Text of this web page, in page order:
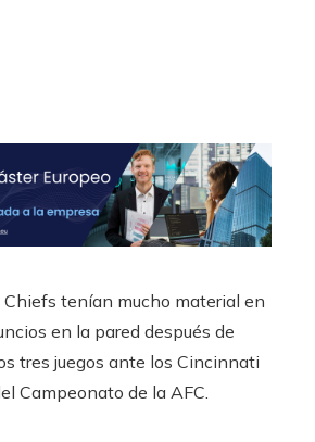
Chiefs tenían mucho material en
en la pared después de
tres juegos ante los Cincinnati
Campeonato de la AFC.